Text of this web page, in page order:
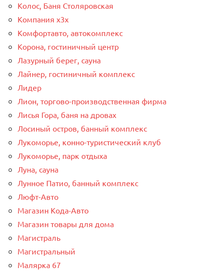
Колос, Баня Столяровская
Компания x3x
Комфортавто, автокомплекс
Корона, гостиничный центр
Лазурный берег, сауна
Лайнер, гостиничный комплекс
Лидер
Лион, торгово-производственная фирма
Лисья Гора, баня на дровах
Лосиный остров, банный комплекс
Лукоморье, конно-туристический клуб
Лукоморье, парк отдыха
Луна, сауна
Лунное Патио, банный комплекс
Люфт-Авто
Магазин Кода-Авто
Магазин товары для дома
Магистраль
Магистральный
Малярка 67